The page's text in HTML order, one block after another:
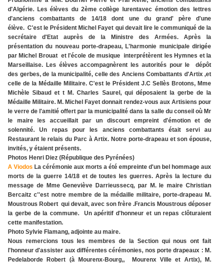
d'Algérie. Les élèves du 2ème collège lurentavec émotion des lettres
d'anciens combattants de 14/18 dont une du grand' père d'une
élève. C'est le Président Michel Fayet qui devait lire le communiqué de la
secrétaire d'Etat auprès de la Ministre des Armées. Après la
présentation du nouveau porte-drapeau, L'harmonie municipale dirigée
par Michel Brouat et l'école de musique interprétèrent les Hymnes et la
Marseillaise. Les élèves accompagnèrent les autorités pour le dépôt
des gerbes, de la municipalité, celle des Anciens Combattants d'Artix ,et
celle de la Médaille Militaire. C'est le Président J.C Sellès Brotons, Mme
Michèle Sibaud et t M. Charles Saurel, qui déposaient la gerbe de la
Médaille Militaire. M. Michel Fayet donnait rendez-vous aux Artisiens pour
le verre de l'amitié offert par la municipalité dans la salle du conseil où Mr
le maire les accueillait par un discourt empreint d'émotion et de
solennité. Un repas pour les anciens combattants était servi au
Restaurant le relais du Parc à Artix. Notre porte-drapeau et son épouse,
invités, y étaient présents.
Photos Henri Diez (République des Pyrénées)
A Viodos La cérémonie aux morts a été empreinte d'un bel hommage aux
morts de la guerre 14/18 et de toutes les guerres. Après la lecture du
message de Mme Geneviève Darrieussecq, par M. le maire Christian
Bercaitz c''est notre membre de la médaille militaire, porte-drapeau M.
Moustrous Robert qui devait, avec son frère .Francis Moustrous déposer
la gerbe de la commune. Un apéritif d'honneur et un repas clôturaient
cette manifestation.
Photo Sylvie Flamang, adjointe au maire.
Nous remercions tous les membres de la Section qui nous ont fait
l'honneur d'assister aux différentes cérémonies, nos porte drapeaux : M.
Pedelaborde Robert (à Mourenx-Bourg,, Mourenx Ville et Artix), M.